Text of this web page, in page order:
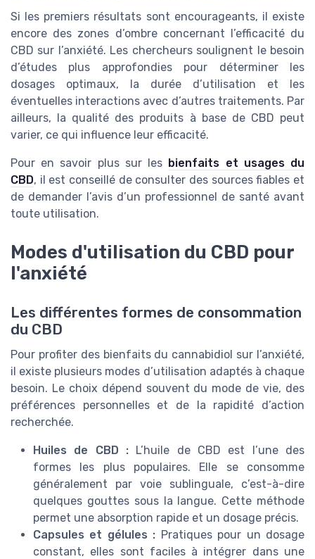
Si les premiers résultats sont encourageants, il existe
encore des zones d’ombre concernant l’efficacité du
CBD sur l’anxiété. Les chercheurs soulignent le besoin
d’études plus approfondies pour déterminer les
dosages optimaux, la durée d’utilisation et les
éventuelles interactions avec d’autres traitements. Par
ailleurs, la qualité des produits à base de CBD peut
varier, ce qui influence leur efficacité.
Pour en savoir plus sur les bienfaits et usages du
CBD, il est conseillé de consulter des sources fiables et
de demander l’avis d’un professionnel de santé avant
toute utilisation.
Modes d'utilisation du CBD pour
l'anxiété
Les différentes formes de consommation
du CBD
Pour profiter des bienfaits du cannabidiol sur l’anxiété,
il existe plusieurs modes d’utilisation adaptés à chaque
besoin. Le choix dépend souvent du mode de vie, des
préférences personnelles et de la rapidité d’action
recherchée.
Huiles de CBD : L’huile de CBD est l’une des
formes les plus populaires. Elle se consomme
généralement par voie sublinguale, c’est-à-dire
quelques gouttes sous la langue. Cette méthode
permet une absorption rapide et un dosage précis.
Capsules et gélules : Pratiques pour un dosage
constant, elles sont faciles à intégrer dans une